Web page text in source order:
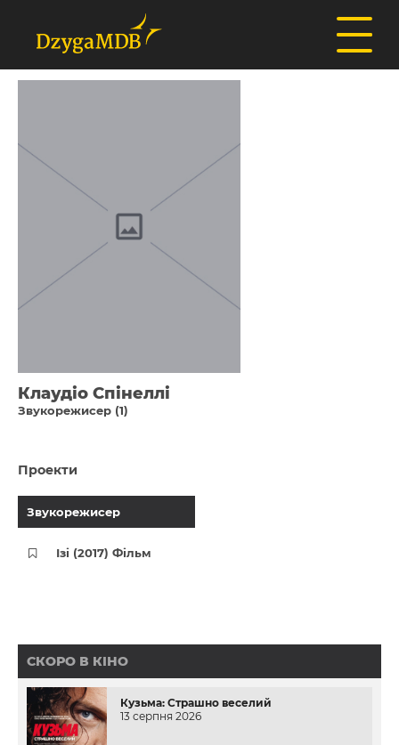
Клаудіо Спінеллі
Звукорежисер (1)
Проекти
Звукорежисер
Ізі (2017) Фільм
СКОРО В КІНО
Кузьма: Страшно веселий
13 серпня 2026